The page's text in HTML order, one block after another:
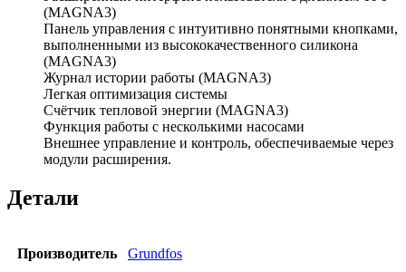
(MAGNA3)
Панель управления с интуитивно понятными кнопками,
выполненными из высококачественного силикона
(MAGNA3)
Журнал истории работы (MAGNA3)
Легкая оптимизация системы
Счётчик тепловой энергии (MAGNA3)
Функция работы с несколькими насосами
Внешнее управление и контроль, обеспечиваемые через
модули расширения.
Детали
Производитель Grundfos